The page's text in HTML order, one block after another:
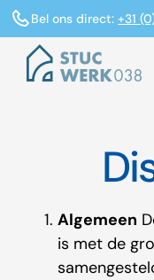
Bel ons direct:+31
Algemeen
is met de